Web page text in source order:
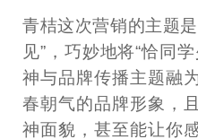
青桔这次营销的主题
见”，巧妙地将“恰同
神与品牌传播主题融
春朝气的品牌形象，
神面貌，甚至能让你